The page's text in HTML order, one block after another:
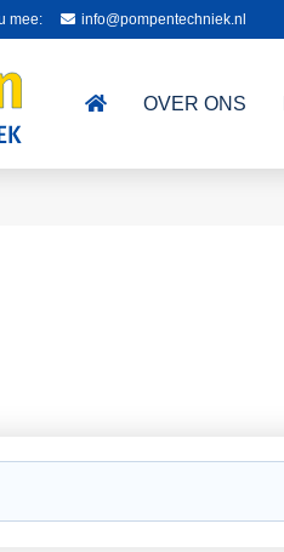
mee: info@pompentechniek.nl
OVER ONS